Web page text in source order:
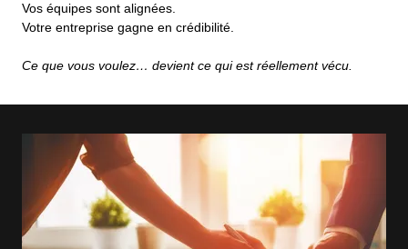
Vos équipes sont alignées.
Votre entreprise gagne en crédibilité.
Ce que vous voulez… devient ce qui est réellement vécu.